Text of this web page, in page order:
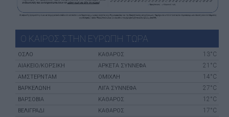
Ο ΚΑΙΡΟΣ ΣΤΗΝ ΕΥΡΩΠΗ ΤΩΡΑ
ΌΣΛΟ ΚΑΘΑΡΟΣ 13°C
ΑΙΆΚΕΙΟ/ΚΟΡΣΙΚΉ ΑΡΚΕΤΑ ΣΥΝΝΕΦΑ 21°C
ΑΜΣΤΕΡΝΤΑΜ ΟΜΙΧΛΗ 14°C
ΒΑΡΚΕΛΏΝΗ ΛΙΓΑ ΣΥΝΝΕΦΑ 27°C
ΒΑΡΣΟΒΊΑ ΚΑΘΑΡΟΣ 12°C
ΒΕΛΙΓΡΆΔΙ ΚΑΘΑΡΟΣ 17°C